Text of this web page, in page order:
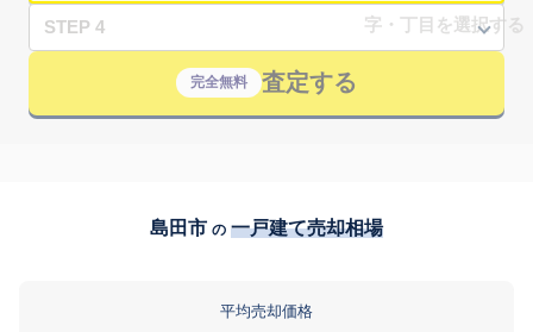
STEP 4
完全無料 査定する
島田市 の 一戸建て売却相場
平均売却価格